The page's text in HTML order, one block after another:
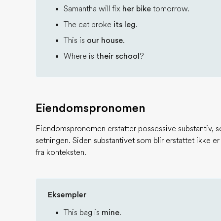
Samantha will fix her bike tomorrow.
The cat broke its leg.
This is our house.
Where is their school ?
Eiendomspronomen
Eiendomspronomen erstatter possessive substantiv,
setningen. Siden substantivet som blir erstattet ikke
fra konteksten.
Eksempler
This bag is mine.